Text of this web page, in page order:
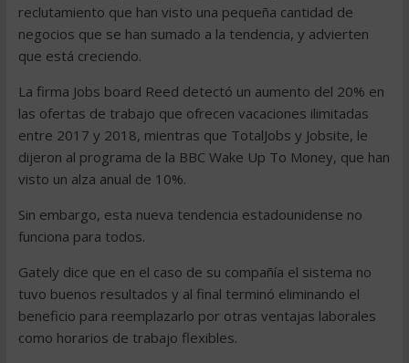
reclutamiento que han visto una pequeña cantidad de
negocios que se han sumado a la tendencia, y advierten
que está creciendo.
La firma Jobs board Reed detectó un aumento del 20% en
las ofertas de trabajo que ofrecen vacaciones ilimitadas
entre 2017 y 2018, mientras que TotalJobs y Jobsite, le
dijeron al programa de la BBC Wake Up To Money, que han
visto un alza anual de 10%.
Sin embargo, esta nueva tendencia estadounidense no
funciona para todos.
Gately dice que en el caso de su compañía el sistema no
tuvo buenos resultados y al final terminó eliminando el
beneficio para reemplazarlo por otras ventajas laborales
como horarios de trabajo flexibles.